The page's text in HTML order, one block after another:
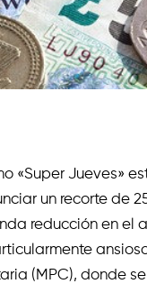
«Super Jueves»
un recorte de
reducción en
(MPC), donde